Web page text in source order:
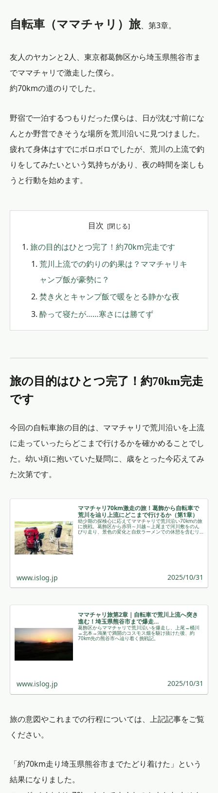
自転車（ママチャリ）旅、第3章。
友人のヤカンと2人、東京都葛飾区から埼玉県熊谷市ま
でママチャリで激走した僕ら。
約70kmの道のりでした。
野宿で一泊するつもりだった僕らは、日が沈む寸前にな
んとか野営できそうな場所を荒川沿いに見つけました。
疲れて身体はすでにボロボロでしたが、荒川の上流で釣
りをしてみたいという気持ちがあり、夜の時間を楽しも
うと行動を始めます。
目次
旅の目的はひとつ完了！約70km完走です
荒川上流での釣りの釣果は？ママチャリキ
ャンプ飯が豪勢に？
焚き火とキャンプ飯で暖をとる静かな夜
酔って寝たが……寒さには勝てず
旅の目的はひとつ完了！約70km完走
です
今回の自転車旅の目的は、ママチャリで荒川沿いを上流
に走っていったらどこまで行けるかを確かめることでし
た。幼い頃に抱いていた疑問に、歳をとった今応えてみ
た次第です。
ママチャリ70km激走の旅！葛飾から自転車で
荒川を辿り上流にどこまで行けるか（第1章）
幼少期の探検心に応えてママチャリで荒川沿い70kmの旅
に挑戦。葛飾区から赤羽～川越～上尾まで河川敷をのん
びり走り、景色の変化と自炊ラーメンでの休憩を含むリ
www.islog.jp 2025/10/31
ママチャリ旅第2章｜自転車で荒川上流へ突き
進む！埼玉県熊谷市まで爆走…
葛飾区からママチャリで荒川沿いを爆走し、上尾→桶川
→北本→鴻巣で満開のコスモス畑を駆け抜けた後、約
70km先の熊谷市へ辿り着く挑戦記。 ￼
www.islog.jp 2025/10/31
旅の意図やこれまでの行程については、上記記事をご覧
ください。
「約70km走り埼玉県熊谷市までたどり着けた」という
結果になりました。